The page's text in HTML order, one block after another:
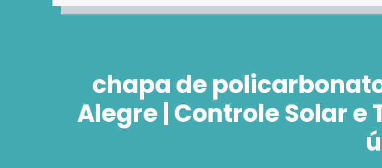
chapa de
Alegre | Controle Solar